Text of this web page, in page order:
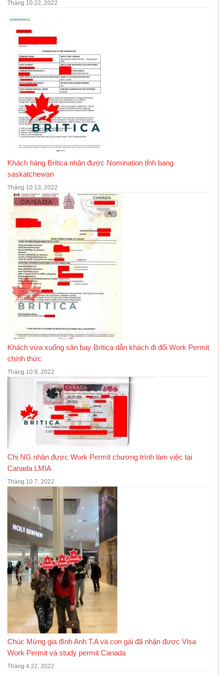
Tháng 10 22, 2022
Khách hàng Britica nhận được Nomination tỉnh bang
saskatchewan
Tháng 10 13, 2022
Khách vừa xuống sân bay Britica dẫn khách đi đổi Work Permit
chính thức
Tháng 10 9, 2022
Chị NG nhận được Work Permit chương trình làm việc tại
Canada LMIA
Tháng 10 7, 2022
Chúc Mừng gia đình Anh T.A và con gái đã nhận được Visa
Work Permit và study permit Canada
Tháng 4 22, 2022